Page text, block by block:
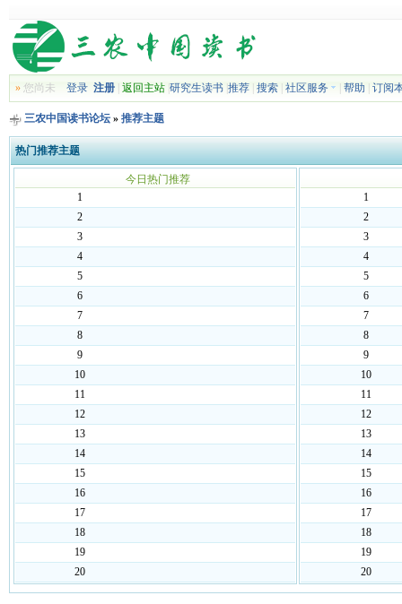
»您尚未 登录 注册| 返回主站| 研究生读书| 推荐| 搜索| 社区服务 帮助 订阅
三农中国读书论坛» 推荐主题
热门推荐主题
今日热门推荐
1
2
3
4
5
6
7
8
9
10
11
12
13
14
15
16
17
18
19
20
1
2
3
4
5
6
7
8
9
10
11
12
13
14
15
16
17
18
19
20